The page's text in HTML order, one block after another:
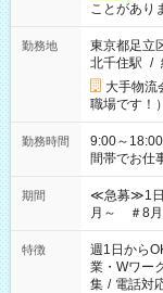
ことがあり
勤務地
東京都足立
北千住駅 /
大手物流
職場です！）
勤務時間
9:00～18:00な
間帯でお仕
17:00～
期間
≪急募≫1日
月～ ＃8月
特徴 週1日から
業・Wワー
集 / 電話対